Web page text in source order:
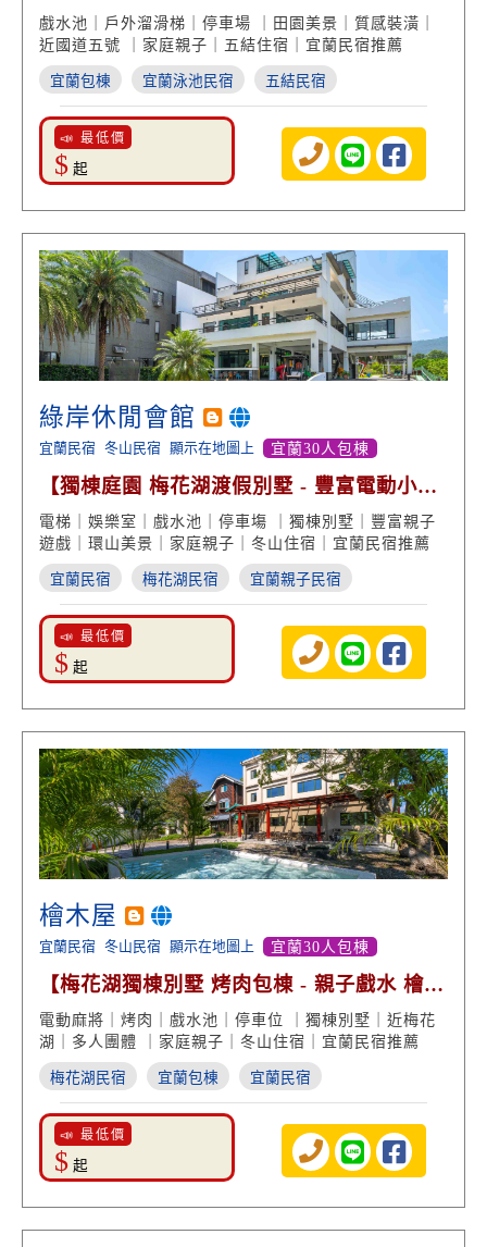
溜滑梯】
戲水池｜戶外溜滑梯｜停車場 ｜田園美景｜質感裝潢｜
近國道五號 ｜家庭親子｜五結住宿｜宜蘭民宿推薦
宜蘭包棟 宜蘭泳池民宿 五結民宿
📣 最低價
$ 起
綠岸休閒會館
宜蘭民宿 冬山民宿 顯示在地圖上 宜蘭30人包棟
【獨棟庭園 梅花湖渡假別墅 - 豐富電動小汽
車 戲水溜滑梯】
電梯｜娛樂室｜戲水池｜停車塲 ｜獨棟別墅｜豐富親子
遊戲｜環山美景｜家庭親子｜冬山住宿｜宜蘭民宿推薦
宜蘭民宿 梅花湖民宿 宜蘭親子民宿
📣 最低價
$ 起
檜木屋
宜蘭民宿 冬山民宿 顯示在地圖上 宜蘭30人包棟
【梅花湖獨棟別墅 烤肉包棟 - 親子戲水 檜木
房型】
電動麻將｜烤肉｜戲水池｜停車位 ｜獨棟別墅｜近梅花
湖｜多人團體 ｜家庭親子｜冬山住宿｜宜蘭民宿推薦
梅花湖民宿 宜蘭包棟 宜蘭民宿
📣 最低價
$ 起